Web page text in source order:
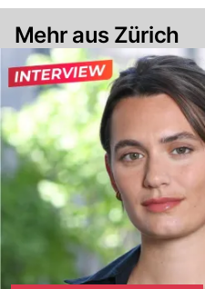
Mehr aus Zürich